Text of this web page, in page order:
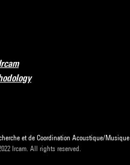
et de Coordination Acoustique/Musique
Ircam. All rights reserved.